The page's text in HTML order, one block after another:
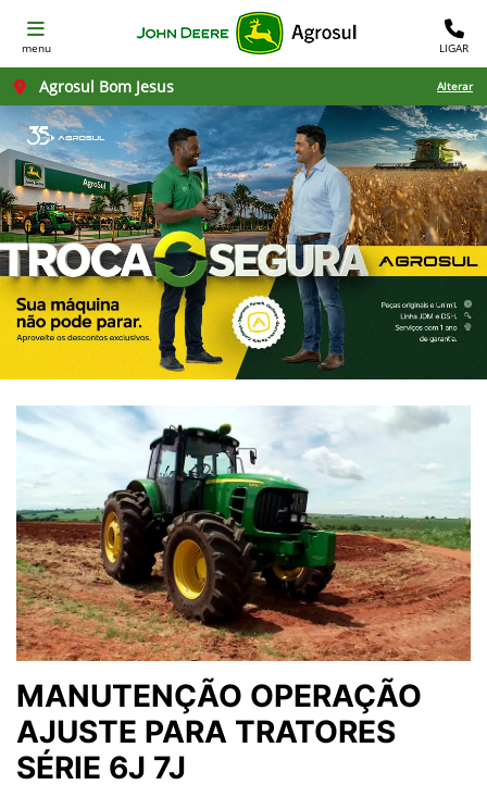
menu LIGAR
Agrosul Bom Jesus Alterar
MANUTENÇÃO OPERAÇÃO
AJUSTE PARA TRATORES
SÉRIE 6J 7J